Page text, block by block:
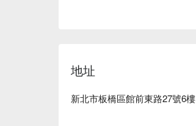
地址
新北市板橋區館前東路27號6樓